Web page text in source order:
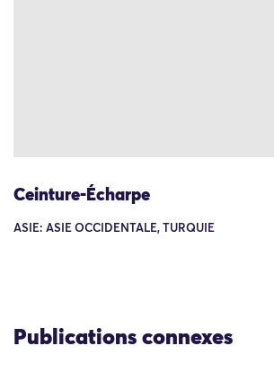
Ceinture-Écharpe
ASIE: ASIE OCCIDENTALE, TURQUIE
Publications connexes